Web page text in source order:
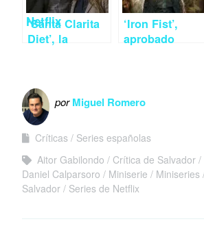
‘Santa Clarita
Diet’, la
‘Iron Fist’,
aprobado
Netflix
porMiguel Romero
Críticas
Series españolas
Aitor Gabilondo
Crítica de Salvador
Daniel Calparsoro
Miniserie Miniseries
Salvador
Series de Netflix